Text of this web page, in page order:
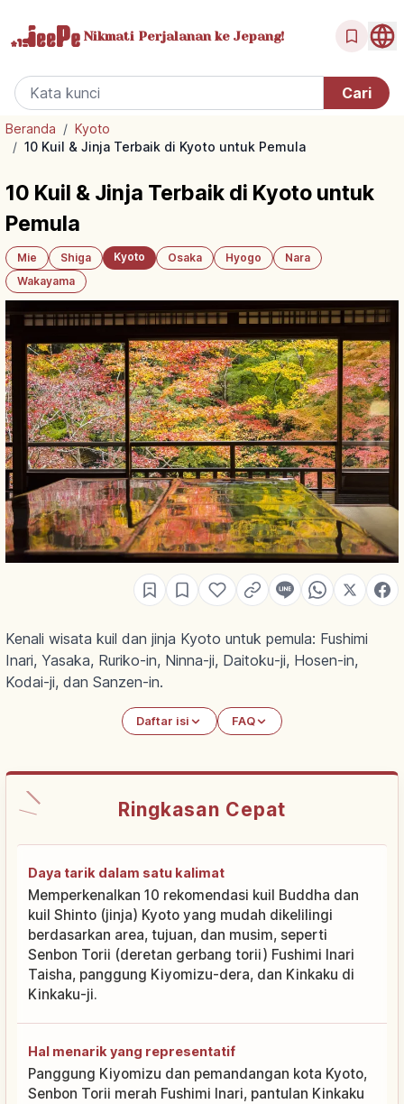
Nikmati Perjalanan ke Jepang!
Beranda / Kyoto
/ 10 Kuil & Jinja Terbaik di Kyoto untuk Pemula
10 Kuil & Jinja Terbaik di Kyoto untuk
Pemula
Mie Shiga Kyoto Osaka Hyogo
Nara
Wakayama
Kenali wisata kuil dan jinja Kyoto untuk pemula: Fushimi
Inari, Yasaka, Ruriko-in, Ninna-ji, Daitoku-ji, Hosen-in,
Kodai-ji, dan Sanzen-in.
Daftar isi FAQ
Ringkasan Cepat
Daya tarik dalam satu kalimat
Memperkenalkan 10 rekomendasi kuil Buddha dan
kuil Shinto (jinja) Kyoto yang mudah dikelilingi
berdasarkan area, tujuan, dan musim, seperti
Senbon Torii (deretan gerbang torii) Fushimi Inari
Taisha, panggung Kiyomizu-dera, dan Kinkaku di
Kinkaku-ji.
Hal menarik yang representatif
Panggung Kiyomizu dan pemandangan kota Kyoto,
Senbon Torii merah Fushimi Inari, pantulan Kinkaku